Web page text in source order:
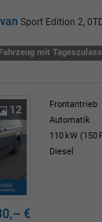
Sport Edition 2,
Fahrzeug mit
12
Frontantrieb
Automatik
110 kW (150
Diesel
€